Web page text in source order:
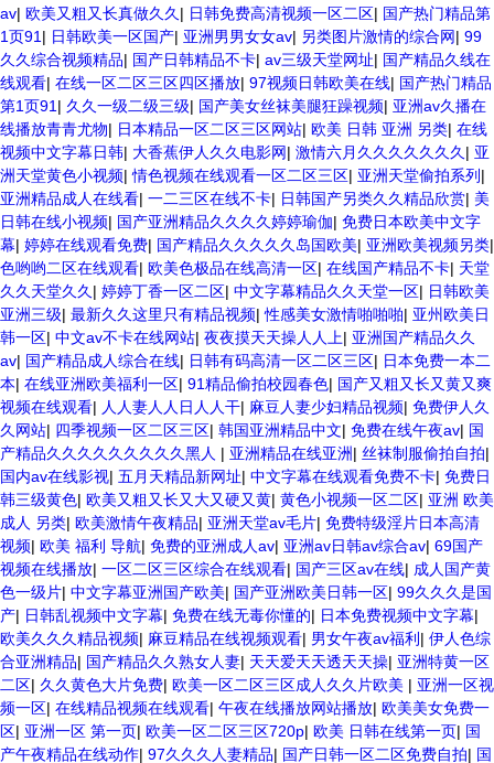
av| 欧美又粗又长真做久久 | 日韩免费高清视频一区二区| 国产热门精品第
1页91 | 日韩欧美一区国产| 亚洲男男女女av| 另类图片激情的综合网| 99
久久综合视频精品| 国产日韩精品不卡| av三级天堂网址| 国产精品久线在
线观看| 在线一区二区三区四区播放| 97视频日韩欧美在线| 国产热门精品
第1页91 | 久久一级二级三级| 国产美女丝袜美腿狂躁视频| 亚洲av久播在
线播放青青尤物| 日本精品一区二区三区网站| 欧美 日韩 亚洲 另类| 在线
视频中文字幕日韩| 大香蕉伊人久久电影网| 激情六月久久久久久久久 | 亚
洲天堂黄色小视频|情色视频在线观看一区二区三区| 亚洲天堂偷拍系列 |
亚洲精品成人在线看| 一二三区在线不卡| 日韩国产另类久久精品欣赏| 美
日韩在线小视频| 国产亚洲精品久久久久婷婷瑜伽| 免费日本欧美中文字
幕| 婷婷在线观看免费| 国产精品久久久久久岛国欧美| 亚洲欧美视频另类|
色哟哟二区在线观看| 欧美色极品在线高清一区| 在线国产精品不卡| 天堂
久久天堂久久 | 婷婷丁香一区二区| 中文字幕精品久久天堂一区| 日韩欧美
亚洲三级| 最新久久这里只有精品视频|性感美女激情啪啪啪| 亚州欧美日
韩一区| 中文av不卡在线网站| 夜夜摸天天操人人上| 亚洲国产精品久久
av| 国产精品成人综合在线| 日韩有码高清一区二区三区| 日本免费一本二
本| 在线亚洲欧美福利一区| 91精品偷拍校园春色| 国产又粗又长又黄又爽
视频在线观看| 人人妻人人日人人干| 麻豆人妻少妇精品视频| 免费伊人久
久网站| 四季视频一区二区三区| 韩国亚洲精品中文| 免费在线午夜av| 国
产精品久久久久久久久久久黑人 | 亚洲精品在线亚洲| 丝袜制服偷拍自拍|
国内av在线影视| 五月天精品新网址| 中文字幕在线观看免费不卡| 免费日
韩三级黄色| 欧美又粗又长又大又硬又黄| 黄色小视频一区二区| 亚洲 欧美
成人 另类| 欧美激情午夜精品| 亚洲天堂av毛片| 免费特级淫片日本高清
视频| 欧美 福利 导航| 免费的亚洲成人av| 亚洲av日韩av综合av| 69国产
视频在线播放| 一区二区三区综合在线观看| 国产三区av在线| 成人国产黄
色一级片| 中文字幕亚洲国产欧美| 国产亚洲欧美日韩一区| 99久久久是国
产| 日韩乱视频中文字幕| 免费在线无毒你懂的| 日本免费视频中文字幕|
欧美久久久精品视频| 麻豆精品在线视频观看| 男女午夜av福利 | 伊人色综
合亚洲精品| 国产精品久久熟女人妻| 天天爱天天透天天操| 亚洲特黄一区
二区| 久久黄色大片免费| 欧美一区二区三区成人久久片欧美 | 亚洲一区视
频一区| 在线精品视频在线观看| 午夜在线播放网站播放| 欧美美女免费一
区| 亚洲一区 第一页| 欧美一区二区三区720p| 欧美 日韩在线第一页| 国
产午夜精品在线动作| 97久久久人妻精品| 国产日韩一区二区免费自拍| 国